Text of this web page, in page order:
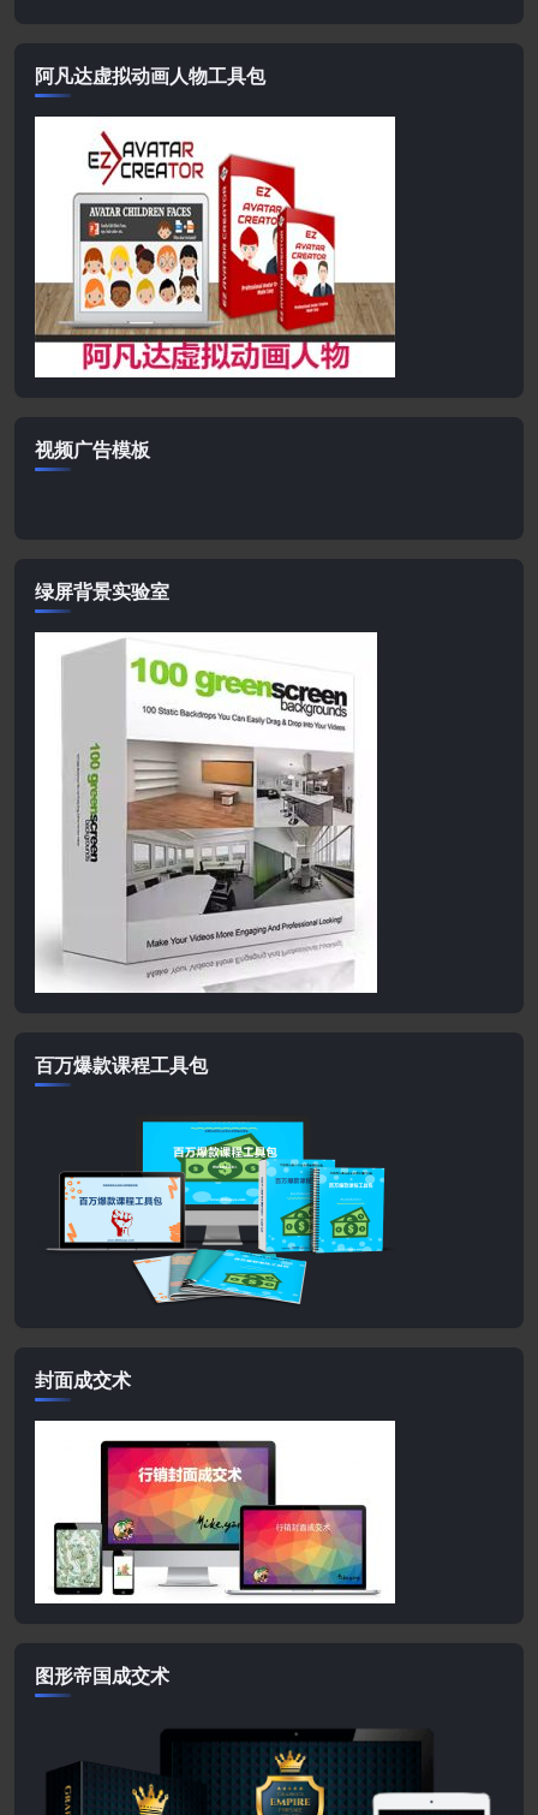
阿凡达虚拟动画人物工具包
视频广告模板
绿屏背景实验室
百万爆款课程工具包
封面成交术
图形帝国成交术